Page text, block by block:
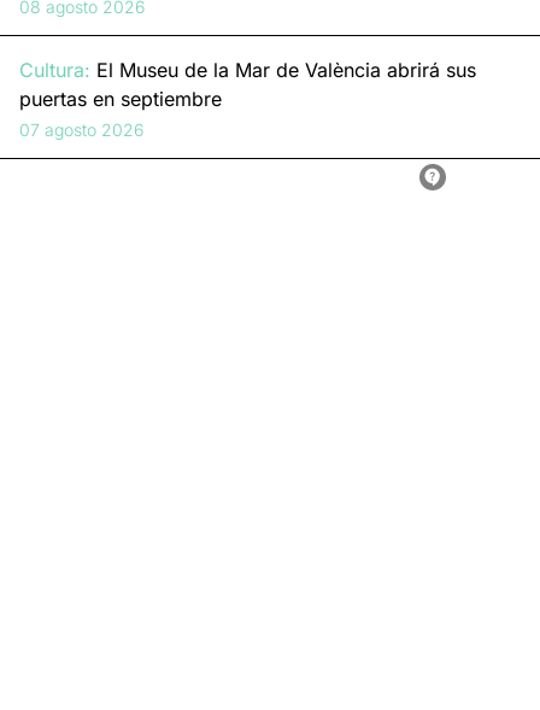
08 agosto 2026
Cultura: El Museu de la Mar de València abrirá sus
puertas en septiembre
07 agosto 2026